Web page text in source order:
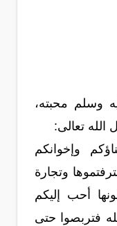
وسلم محبته،
الله تعالى:
وإخوانكم
وتجارة
أحب إليكم
فتربصوا حتى